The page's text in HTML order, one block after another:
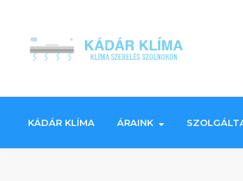
content
KÁDÁR KLÍMA ÁRAINK